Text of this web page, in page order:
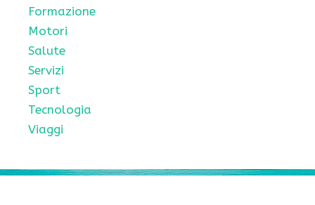
Formazione
Motori
Salute
Servizi
Sport
Tecnologia
Viaggi